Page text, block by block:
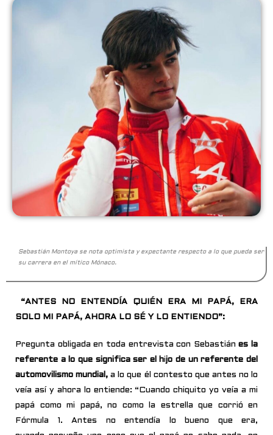
Sebastián Montoya se nota optimista y expectante respecto a lo que pueda ser
su carrera en el mítico Mónaco.
“ANTES NO ENTENDÍA QUIÉN ERA MI PAPÁ, ERA
SOLO MI PAPÁ, AHORA LO SÉ Y LO ENTIENDO”:
Pregunta obl igada en toda entrevista con Sebastiánes la
referente a lo que significa ser el hijo de un referente del
automovilismo mundial, a lo que él contesto que antes no lo
veía así y ahora lo entiende: “Cuando chiquitoyo veía a mi
papá como mi papá, no como la estrella que corrió en
Fórmula 1. Antes no entendía lo bueno que era,